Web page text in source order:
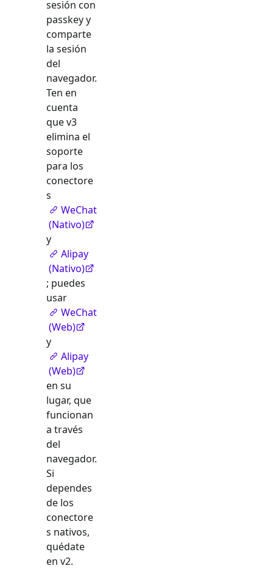
sesión con
passkey y
comparte
la sesión
del
navegador.
Ten en
cuenta
que v3
elimina el
soporte
para los
conectore
s
WeChat
(Nativo)
y
Alipay
(Nativo)
; puedes
usar
WeChat
(Web)
y
Alipay
(Web)
en su
lugar, que
funcionan
a través
del
navegador.
Si
dependes
de los
conectore
s nativos,
quédate
en v2.